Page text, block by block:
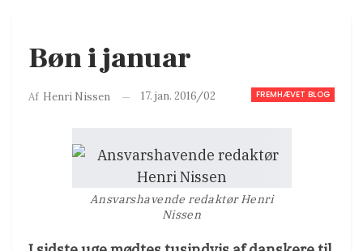
Bøn i januar
FREMHÆVET BLOG
Af Henri Nissen 17. jan. 2016/02
Ansvarshavende redaktør Henri
Nissen